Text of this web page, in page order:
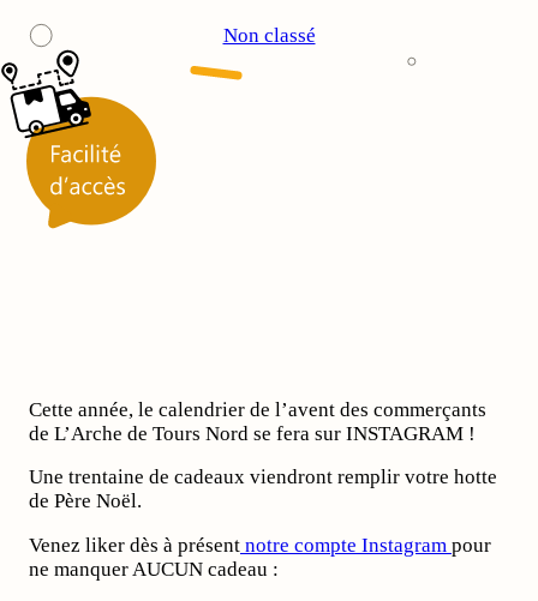
Non classé
Cette année, le calendrier de l’avent des commerçants
de L’Arche de Tours Nord se fera sur INSTAGRAM !
Une trentaine de cadeaux viendront remplir votre hotte
de Père Noël.
Venez liker dès à présent notre compte Instagram pour
ne manquer AUCUN cadeau :